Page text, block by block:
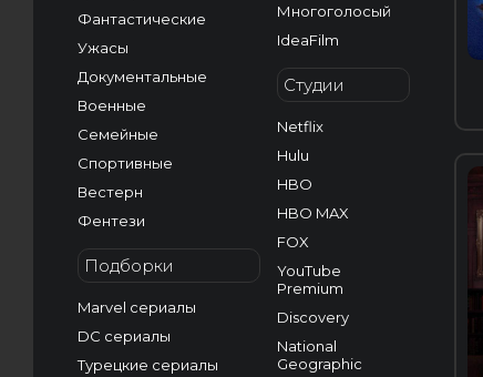
Фантастические
Ужасы
Документальные
Военные
Семейные
Спортивные
Вестерн
Фентези
Подборки
Marvel сериалы
DC сериалы
Турецкие сериалы
Многоголосый
IdeaFilm
Студии
Netflix
Hulu
HBO
HBO MAX
FOX
YouTube
Premium
Discovery
National
Geographic